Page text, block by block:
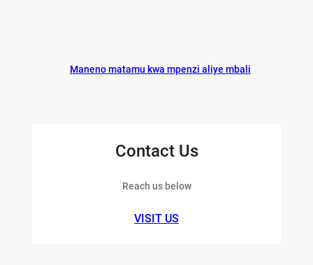
Maneno matamu kwa mpenzi aliye mbali
Contact Us
Reach us below
VISIT US